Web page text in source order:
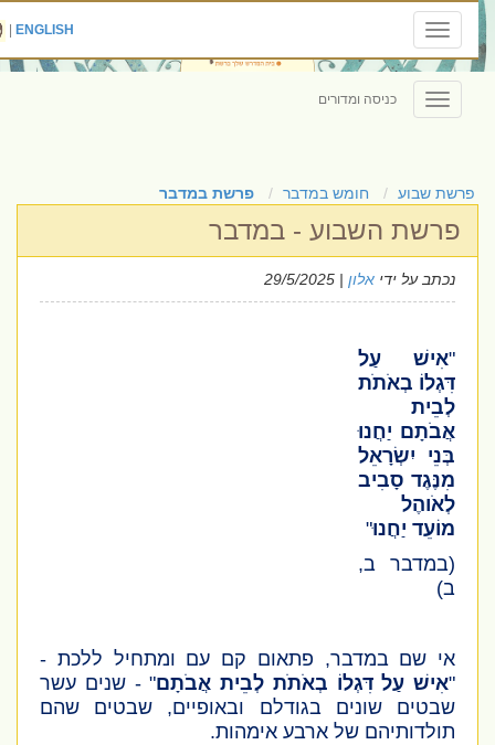
Toggle
navigation
ENGLISH
|
Toggle
navigation
כניסה ומדורים
פרשת שבוע חומש במדבר פרשת במדבר
פרשת השבוע - במדבר
נכתב על ידיאלון| 29/5/2025
אִישׁ עַל
דִּגְלוֹ בְאֹתֹת
לְבֵית
אֲבֹתָם יַחֲנוּ
בְּנֵי יִשְׂרָאֵל
מִנֶּגֶד סָבִיב
לְאֹוהֶל
מוֹעֵד יַחֲנוּ"
(במדבר ב,
ב)
אי שם במדבר, פתאום קם עם ומתחיל ללכת -
אִישׁ עַל דִּגְלוֹ בְאֹתֹת לְבֵית אֲבֹתָם" - שנים עשר
שבטים שונים בגודלם ובאופיים, שבטים שהם
תולדותיהם של ארבע אימהות.